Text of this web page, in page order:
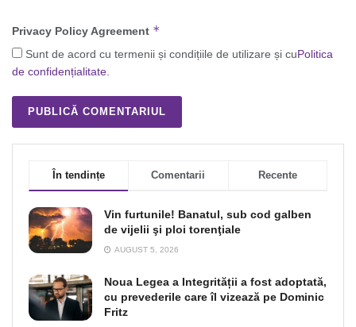
Privacy Policy Agreement *
Sunt de acord cu termenii și condițiile de utilizare și cuPolitica
de confidențialitate.
În tendințe Comentarii Recente
Vin furtunile! Banatul, sub cod galben
de vijelii şi ploi torenţiale
AUGUST 5, 2026
Noua Legea a Integrității a fost adoptată,
cu prevederile care îl vizează pe Dominic
Fritz